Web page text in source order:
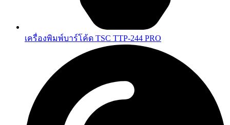
เครื่องพิมพ์บาร์โค้ด TSC TTP-244 PRO